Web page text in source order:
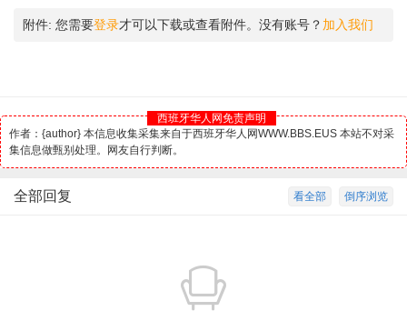
附件: 您需要登录才可以下载或查看附件。没有账号？ 加入我们
西班牙华人网免责声明
作者：{author} 本信息收集采集来自于西班牙华人网WWW.BBS.EUS 本站不对采
集信息做甄别处理。网友自行判断。
倒序浏览
看全部
全部回复